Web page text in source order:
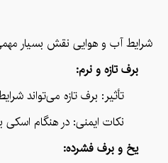
شرایط آب و هوایی نقش بسیار
برف تازه و نرم:
تأثیر: برف تازه می‌تواند
نکات ایمنی: در هنگام اسکی
یخ و برف فشرده: